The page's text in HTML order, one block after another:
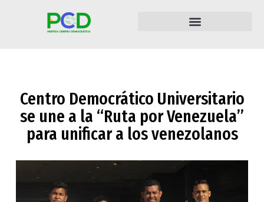
Centro Democrático Universitario
se une a la “Ruta por Venezuela”
para unificar a los venezolanos